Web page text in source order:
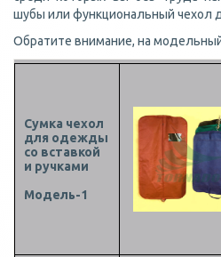
шубы или функциональный чехол
Обратите внимание, на
Сумка чехол
для одежды
со вставкой
и ручками
Модель-1